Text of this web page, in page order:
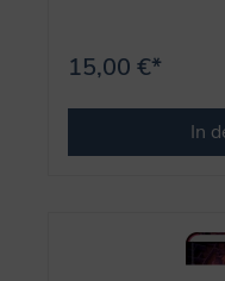
15,00 €*
In